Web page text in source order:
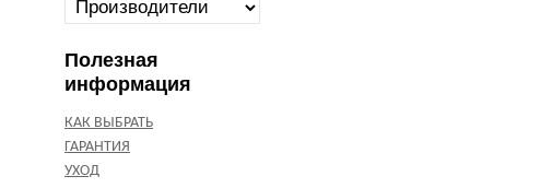
Полезная
информация
КАК ВЫБРАТЬ
ГАРАНТИЯ
УХОД